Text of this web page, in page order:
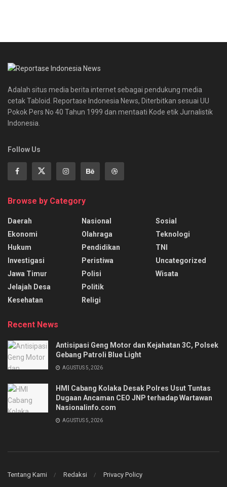
Adalah situs media berita internet sebagai pendukung media
cetak Tabloid. Reportase Indonesia News, Diterbitkan sesuai UU
Pokok Pers No 40 Tahun 1999 dan mentaati Kode etik Jurnalistik
Indonesia.
Follow Us
Browse by Category
Daerah
Ekonomi
Hukum
Investigasi
Jawa Timur
Jelajah Desa
Kesehatan
Nasional
Olahraga
Pendidikan
Peristiwa
Polisi
Politik
Religi
Sosial
Teknologi
TNI
Uncategorized
Wisata
Recent News
Antisipasi Geng Motor dan Kejahatan 3C, Polsek
Gebang Patroli Blue Light
AGUSTUS 5, 2026
HMI Cabang Kolaka Desak Polres Usut Tuntas
Dugaan Ancaman CEO JNP terhadap Wartawan
Nasionalinfo.com
AGUSTUS 5, 2026
Tentang Kami Redaksi Privacy Policy